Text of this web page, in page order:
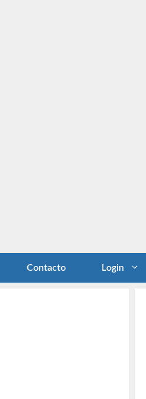
Contacto Login